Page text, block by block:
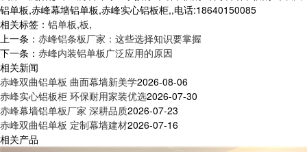
铝单板,赤峰幕墙铝单板,赤峰实心铝板柜,,电话:18640150085
相关标签： 铝单板,板,
上一条： 赤峰铝条板厂家：这些选择知识要掌握
下一条： 赤峰内装铝单板广泛应用的原因
相关新闻
赤峰双曲铝单板 曲面幕墙新美学2026-08-06
赤峰实心铝板柜 环保耐用家装优选2026-07-30
赤峰幕墙铝单板厂家 深耕品质2026-07-23
赤峰双曲铝单板 定制幕墙建材2026-07-16
相关产品